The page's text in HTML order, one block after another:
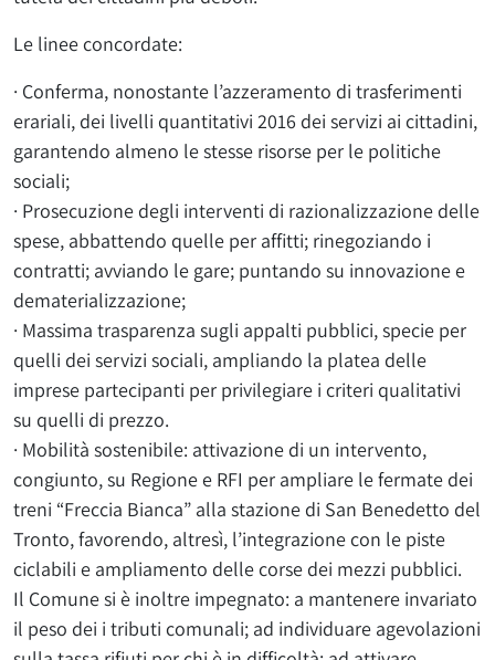
Le linee concordate:
· Conferma, nonostante l’azzeramento di trasferimenti
erariali, dei livelli quantitativi 2016 dei servizi ai cittadini,
garantendo almeno le stesse risorse per le politiche
sociali;
· Prosecuzione degli interventi di razionalizzazione delle
spese, abbattendo quelle per affitti; rinegoziando i
contratti; avviando le gare; puntando su innovazione e
dematerializzazione;
· Massima trasparenza sugli appalti pubblici, specie per
quelli dei servizi sociali, ampliando la platea delle
imprese partecipanti per privilegiare i criteri qualitativi
su quelli di prezzo.
· Mobilità sostenibile: attivazione di un intervento,
congiunto, su Regione e RFI per ampliare le fermate dei
treni “Freccia Bianca” alla stazione di San Benedetto del
Tronto, favorendo, altresì, l’integrazione con le piste
ciclabili e ampliamento delle corse dei mezzi pubblici.
Il Comune si è inoltre impegnato: a mantenere invariato
il peso dei i tributi comunali; ad individuare agevolazioni